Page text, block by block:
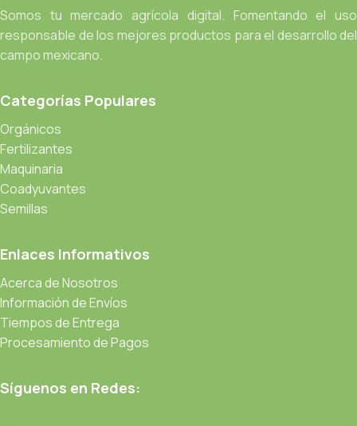
Somos tu mercado agrícola digital. Fomentando el uso
responsable de los mejores productos para el desarrollo del
campo mexicano.
Categorías Populares
Orgánicos
Fertilizantes
Maquinaria
Coadyuvantes
Semillas
Enlaces Informativos
Acerca de Nosotros
Información de Envíos
Tiempos de Entrega
Procesamiento de Pagos
Síguenos en Redes: